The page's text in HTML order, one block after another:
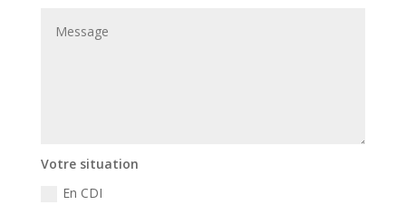
Votre situation
En CDI